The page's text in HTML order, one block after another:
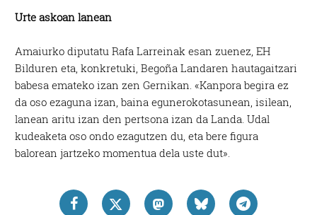
Urte askoan lanean
Amaiurko diputatu Rafa Larreinak esan zuenez, EH
Bilduren eta, konkretuki, Begoña Landaren hautagaitzari
babesa emateko izan zen Gernikan. «Kanpora begira ez
da oso ezaguna izan, baina egunerokotasunean, isilean,
lanean aritu izan den pertsona izan da Landa. Udal
kudeaketa oso ondo ezagutzen du, eta bere figura
balorean jartzeko momentua dela uste dut».